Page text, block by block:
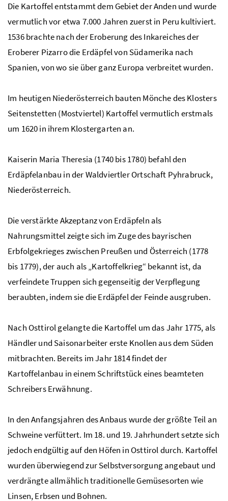
Die Kartoffel entstammt dem Gebiet der Anden und wurde
vermutlich vor etwa 7.000 Jahren zuerst in Peru kultiviert.
1536 brachte nach der Eroberung des Inkareiches der
Eroberer Pizarro die Erdäpfel von Südamerika nach
Spanien, von wo sie über ganz Europa verbreitet wurden.
Im heutigen Niederösterreich bauten Mönche des Klosters
Seitenstetten (Mostviertel) Kartoffel vermutlich erstmals
um 1620 in ihrem Klostergarten an.
Kaiserin Maria Theresia (1740 bis 1780) befahl den
Erdäpfelanbau in der Waldviertler Ortschaft Pyhrabruck,
Niederösterreich.
Die verstärkte Akzeptanz von Erdäpfeln als
Nahrungsmittel zeigte sich im Zuge des bayrischen
Erbfolgekrieges zwischen Preußen und Österreich (1778
bis 1779), der auch als „Kartoffelkrieg“ bekannt ist, da
verfeindete Truppen sich gegenseitig der Verpflegung
beraubten, indem sie die Erdäpfel der Feinde ausgruben.
Nach Osttirol gelangte die Kartoffel um das Jahr 1775, als
Händler und Saisonarbeiter erste Knollen aus dem Süden
mitbrachten. Bereits im Jahr 1814 findet der
Kartoffelanbau in einem Schriftstück eines beamteten
Schreibers Erwähnung.
In den Anfangsjahren des Anbaus wurde der größte Teil an
Schweine verfüttert. Im 18. und 19. Jahrhundert setzte sich
jedoch endgültig auf den Höfen in Osttirol durch. Kartoffel
wurden überwiegend zur Selbstversorgung angebaut und
verdrängte allmählich traditionelle Gemüsesorten wie
Linsen, Erbsen und Bohnen.